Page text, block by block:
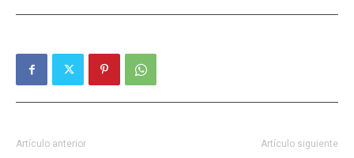
Artículo anterior Artículo siguiente